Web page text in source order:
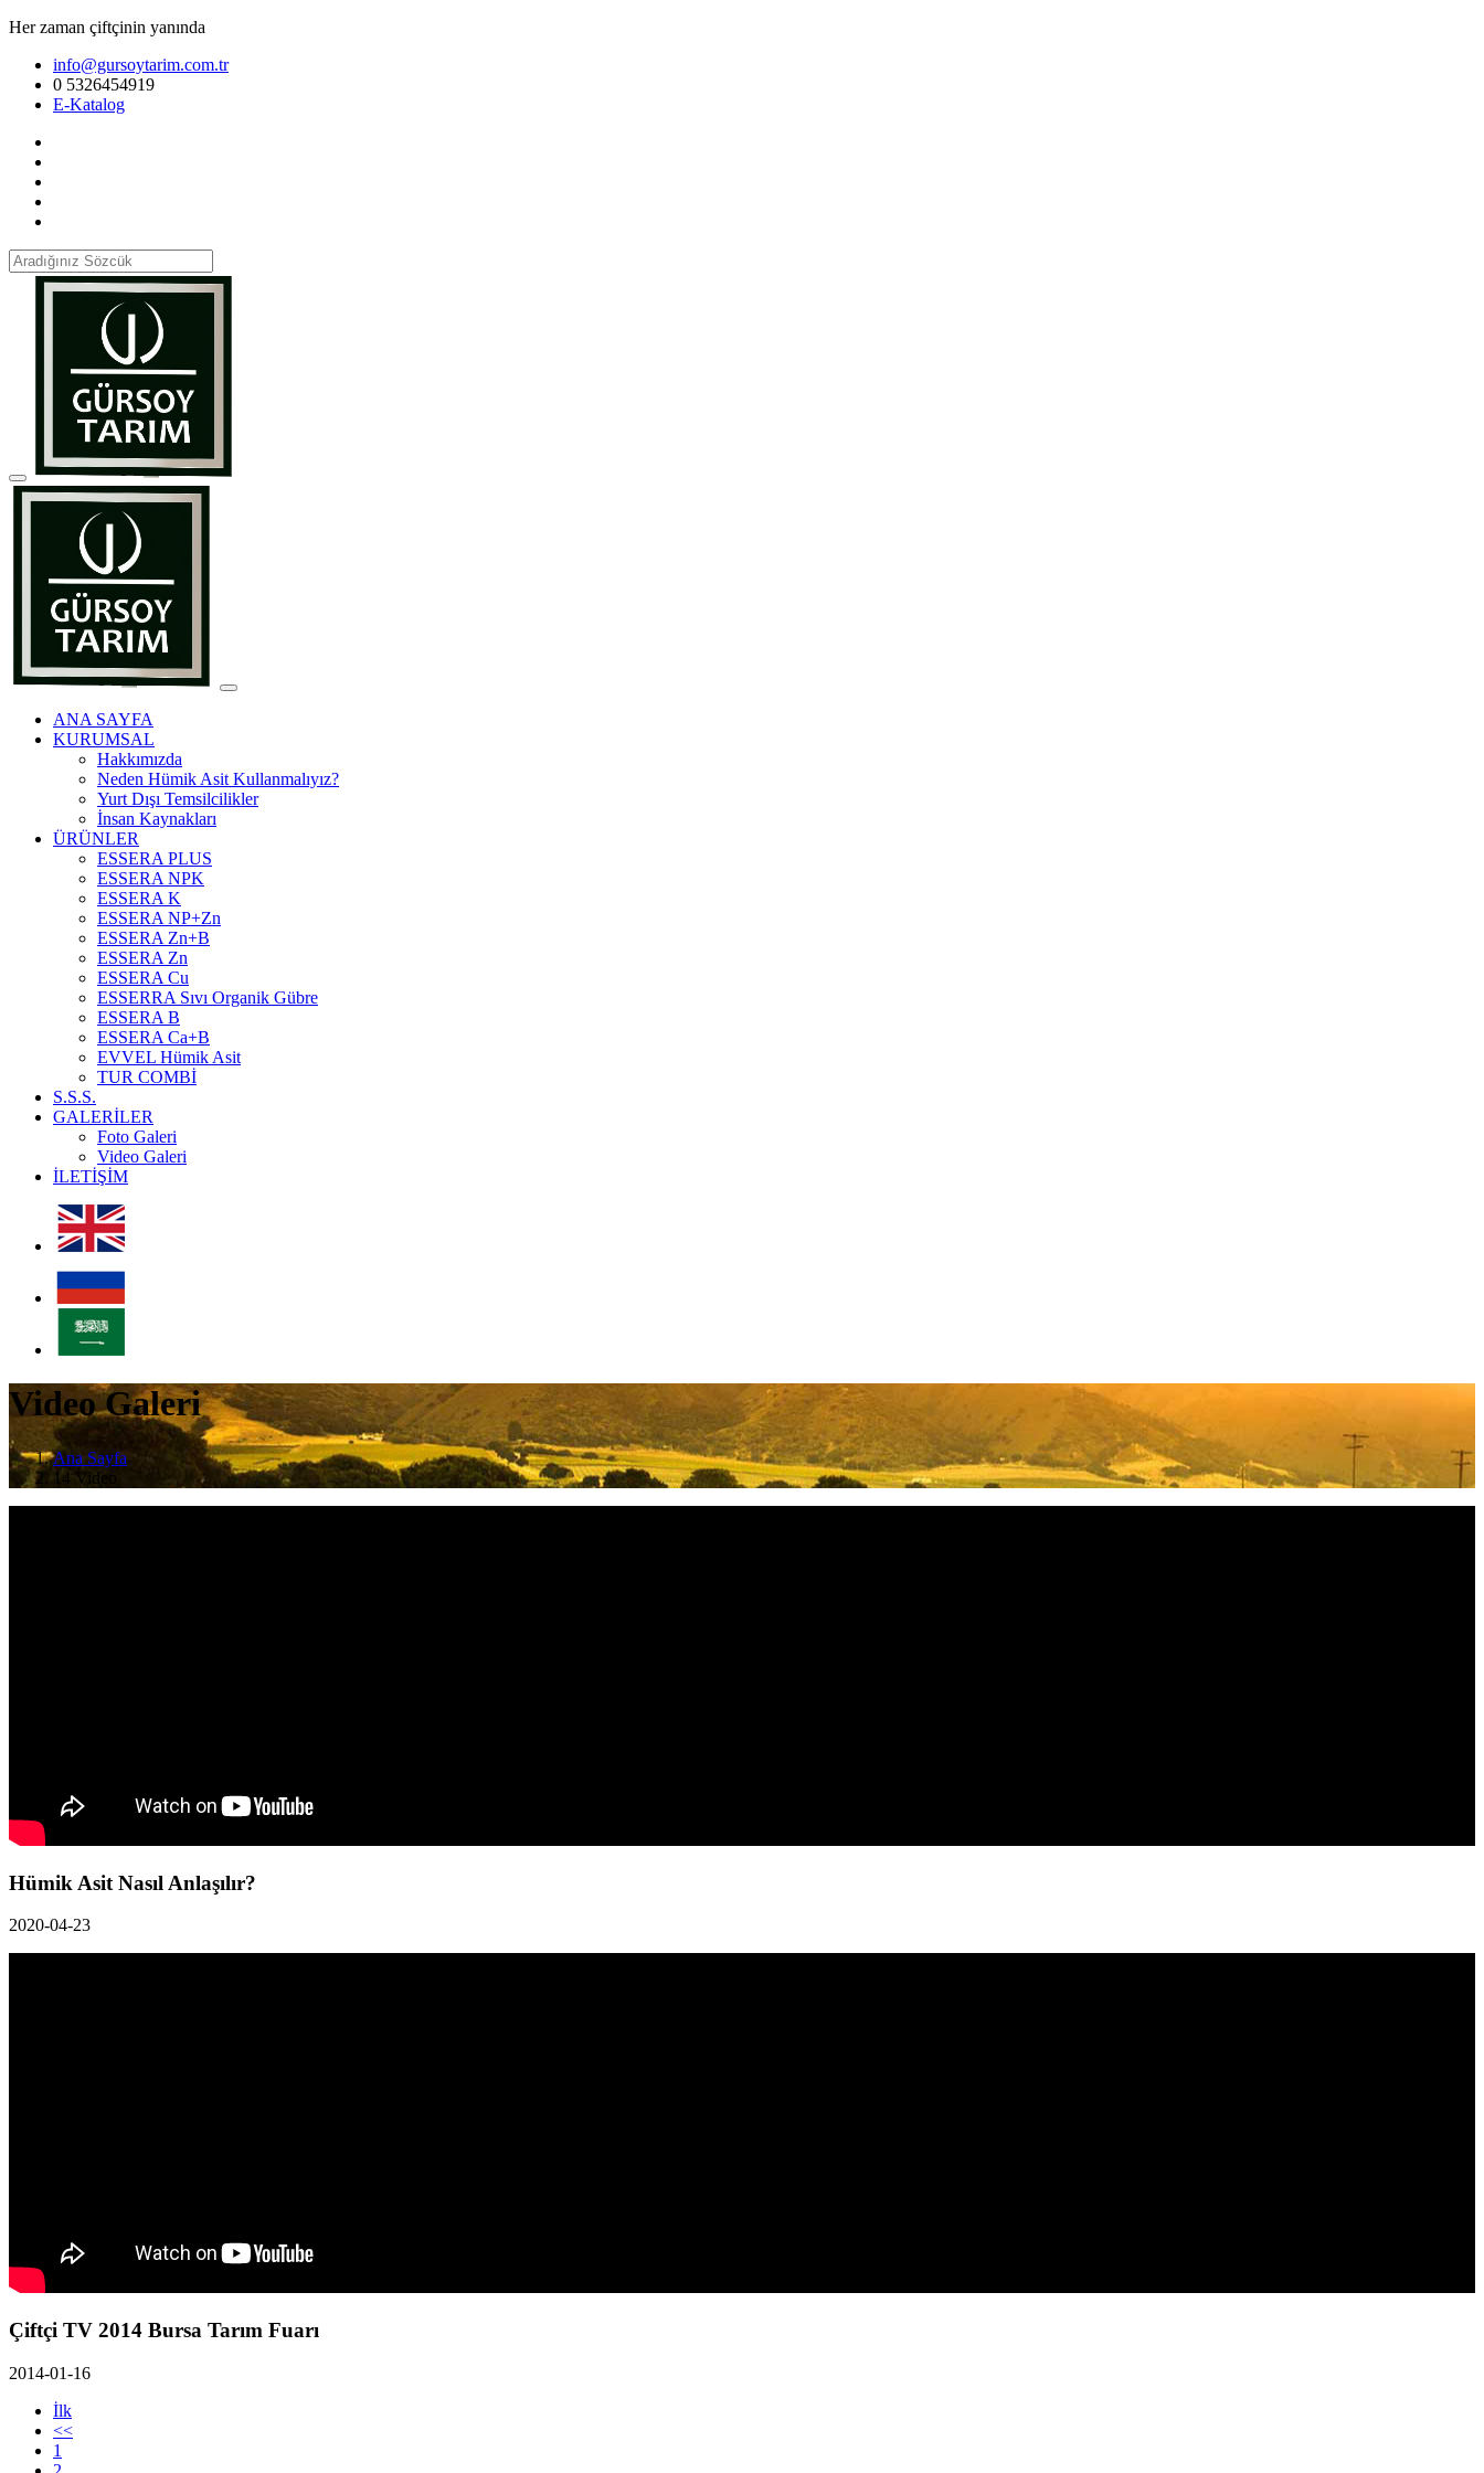
Her zaman çiftçinin yanında
info@gursoytarim.com.tr
0 5326454919
E-Katalog
ANA SAYFA
KURUMSAL
Hakkımızda
Neden Hümik Asit Kullanmalıyız?
Yurt Dışı Temsilcilikler
İnsan Kaynakları
ÜRÜNLER
ESSERA PLUS
ESSERA NPK
ESSERA K
ESSERA NP+Zn
ESSERA Zn+B
ESSERA Zn
ESSERA Cu
ESSERRA Sıvı Organik Gübre
ESSERA B
ESSERA Ca+B
EVVEL Hümik Asit
TUR COMBİ
S.S.S.
GALERİLER
Foto Galeri
Video Galeri
İLETİŞİM
Video Galeri
Ana Sayfa
14 Video
Hümik Asit Nasıl Anlaşılır?
2020-04-23
Çiftçi TV 2014 Bursa Tarım Fuarı
2014-01-16
İlk
<<
1